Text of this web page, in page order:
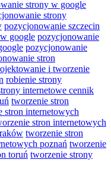
strony w google
strony
pozycjonowanie szczecin
google pozycjonowanie
pozycjonowanie
stron
i tworzenie
robienie strony
internetowe cennik
tworzenie stron
stron internetowych
stron internetowych
tworzenie stron
poznań tworzenie
toruń tworzenie strony